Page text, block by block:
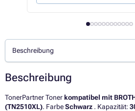
Beschreibung
Beschreibung
TonerPartner Toner kompatibel mit
(TN2510XL). FarbeSchwarz . Kapazität: